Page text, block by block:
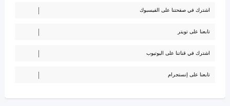
اشترك في صفحتنا على الفيسبوك
تابعنا على تويتر
اشترك في قناتنا على اليوتيوب
تابعنا على إنستجرام